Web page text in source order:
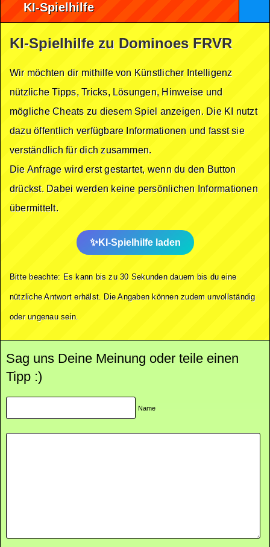
KI-Spielhilfe
KI-Spielhilfe zu Dominoes FRVR
Wir möchten dir mithilfe von Künstlicher Intelligenz
nützliche Tipps, Tricks, Lösungen, Hinweise und
mögliche Cheats zu diesem Spiel anzeigen. Die KI nutzt
dazu öffentlich verfügbare Informationen und fasst sie
verständlich für dich zusammen.
Die Anfrage wird erst gestartet, wenn du den Button
drückst. Dabei werden keine persönlichen Informationen
übermittelt.
KI-Spielhilfe laden
Bitte beachte: Es kann bis zu 30 Sekunden dauern bis du eine
nützliche Antwort erhälst. Die Angaben können zudem unvollständig
oder ungenau sein.
Sag uns Deine Meinung oder teile einen
Tipp :)
Name